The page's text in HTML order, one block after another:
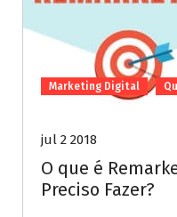
Marketing Digital
jul 2 2018
O que é
Preciso Fazer?